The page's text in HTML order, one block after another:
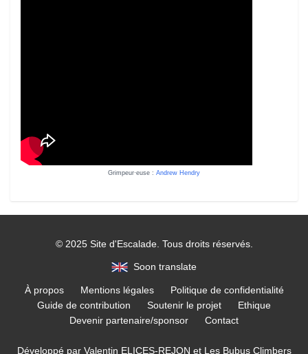
Grimpeur·euse : Andrew Hendry
© 2025 Site d'Escalade. Tous droits réservés.
Soon translate
À propos Mentions légales
Politique de confidentialité
Guide de contribution
Soutenir le projet
Ethique
Devenir partenaire/sponsor
Contact
Développé par Valentin ELICES-REJON et Les Bubus Climbers